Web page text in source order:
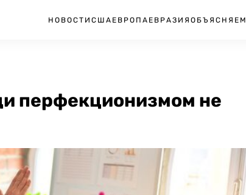
НОВОСТИ США ЕВРОПА ЕВРАЗИЯ ОБЪЯСНЯЕМ
перфекционизмом не